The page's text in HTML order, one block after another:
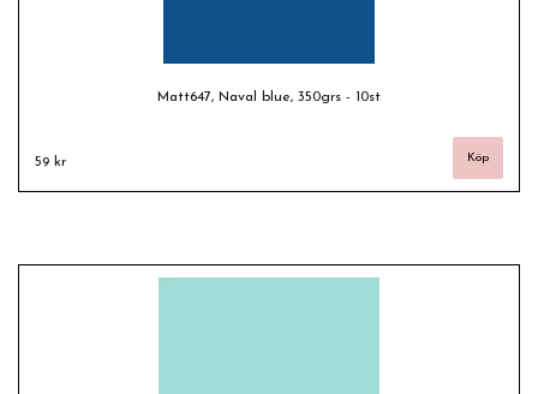
Matt647, Naval blue, 350grs - 10st
59 kr